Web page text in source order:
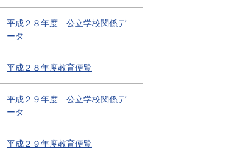
平成２８年度 公立学校関係デ
ータ
平成２８年度教育便覧
平成２９年度 公立学校関係デ
ータ
平成２９年度教育便覧